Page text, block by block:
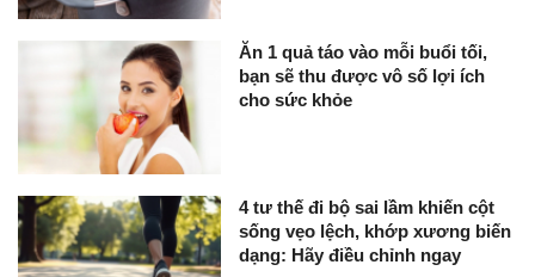
Ăn 1 quả táo vào mỗi buổi tối,
bạn sẽ thu được vô số lợi ích
cho sức khỏe
4 tư thế đi bộ sai lầm khiến cột
sống vẹo lệch, khớp xương biến
dạng: Hãy điều chỉnh ngay